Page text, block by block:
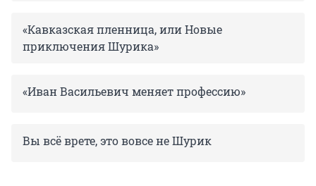
«Кавказская пленница, или Новые
приключения Шурика»
«Иван Васильевич меняет профессию»
Вы всё врете, это вовсе не Шурик